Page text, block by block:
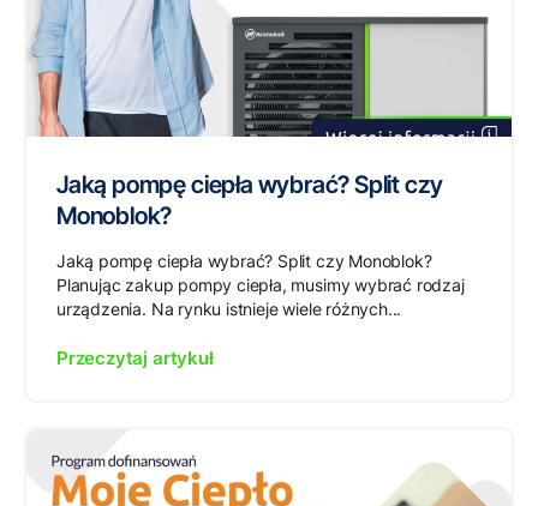
Jaką pompę ciepła wybrać? Split czy
Monoblok?
Jaką pompę ciepła wybrać? Split czy Monoblok?
Planując zakup pompy ciepła, musimy wybrać rodzaj
urządzenia. Na rynku istnieje wiele różnych...
Przeczytaj artykuł